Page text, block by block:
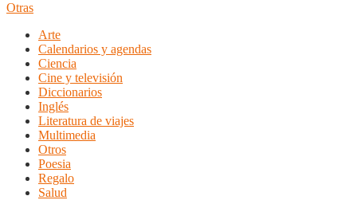
Otras
Arte
Calendarios y agendas
Ciencia
Cine y televisión
Diccionarios
Inglés
Literatura de viajes
Multimedia
Otros
Poesia
Regalo
Salud